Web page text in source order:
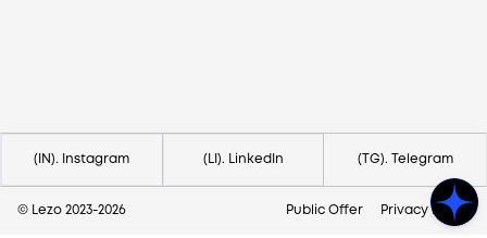
(IN). Instagram (LI). LinkedIn (TG). Telegram
© Lezo 2023-2026 Public Offer Privacy Policy